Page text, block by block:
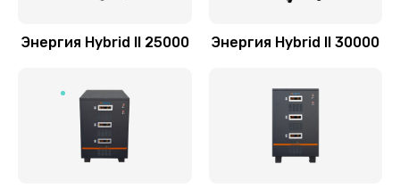
Энергия Hybrid II 25000 Энергия Hybrid II 30000